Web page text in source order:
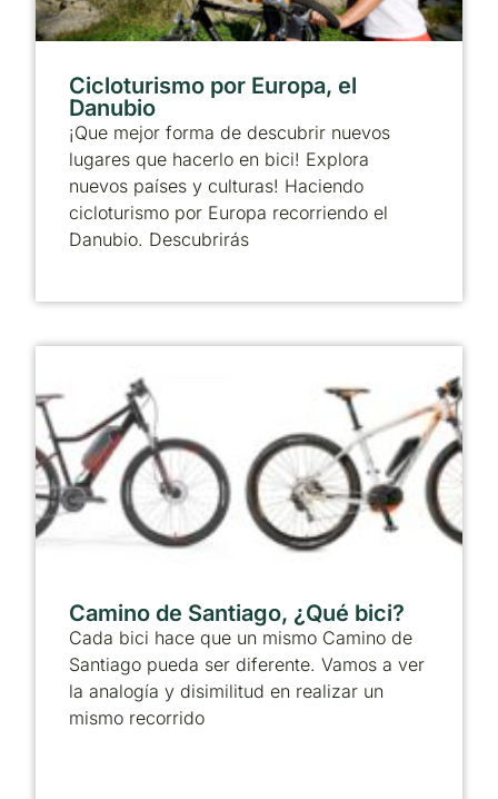
Cicloturismo por Europa, el
Danubio
¡Que mejor forma de descubrir nuevos
lugares que hacerlo en bici! Explora
nuevos países y culturas! Haciendo
cicloturismo por Europa recorriendo el
Danubio. Descubrirás
Camino de Santiago, ¿Qué bici?
Cada bici hace que un mismo Camino de
Santiago pueda ser diferente. Vamos a ver
la analogía y disimilitud en realizar un
mismo recorrido